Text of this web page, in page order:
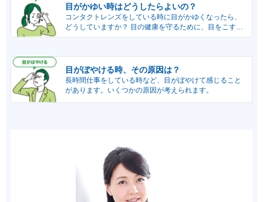
目がかゆい時はどうしたらよいの？
コンタクトレンズをしている時に目がかゆくなったら、
どうしていますか？ 目の健康を守るために、目をこする
ことはやめましょう！
目がぼやける時、その原因は？
長時間仕事をしている時など、目がぼやけて感じること
があります。いくつかの原因が考えられます。